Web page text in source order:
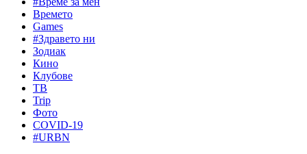
Времето
Games
#Здравето ни
Зодиак
Кино
Клубове
ТВ
Trip
Фото
COVID-19
#URBN